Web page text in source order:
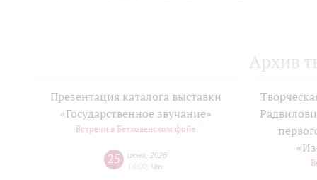
Архив
Презентация каталога выставки
«Государственное звучание»
Встречи в Бетховенском фойе
25 июня 2026
14:00 Чт